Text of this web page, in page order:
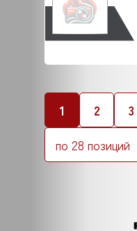
1 2 3
по 28 позиций